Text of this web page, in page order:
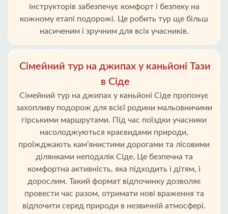
інструкторів забезпечує комфорт і безпеку на
кожному етапі подорожі. Це робить тур ще більш
насиченим і зручним для всіх учасників.
Сімейний тур на джипах у каньйоні Тази
в Сіде
Сімейний тур на джипах у каньйоні Сіде пропонує
захопливу подорож для всієї родини мальовничими
гірськими маршрутами. Під час поїздки учасники
насолоджуються краєвидами природи,
проїжджають кам’янистими дорогами та лісовими
ділянками неподалік Сіде. Це безпечна та
комфортна активність, яка підходить і дітям, і
дорослим. Такий формат відпочинку дозволяє
провести час разом, отримати нові враження та
відпочити серед природи в незвичній атмосфері.